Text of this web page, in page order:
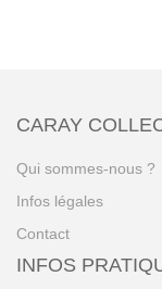
CARAY
Qui sommes-nous ?
Infos légales
Contact
INFOS